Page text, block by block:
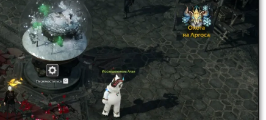
17周年庆典 争霸赛大区火